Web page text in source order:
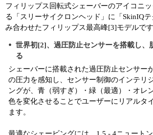
フィリップス回転式シェーバーのアイコニ
る「スリーサイクロンヘッド」に「SkinIQ
み合わせたフィリップス最高峰[3]モデルです
世界初[2]、過圧防止センサーを搭載し、
る
シェーバーに搭載された過圧防止センサー
の圧力を感知し、センサー制御のインテリ
ングが、青（弱すぎ）・緑（最適）・オレ
色を変化させることでユーザーにリアルタ
ます。
最適なシェービングには、1.5 - 4ニュートン